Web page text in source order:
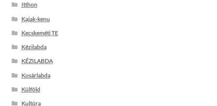
Itthon
Kajak-kenu
Kecskeméti TE
Kézilabda
KÉZILABDA
Kosárlabda
Külföld
Kultúra